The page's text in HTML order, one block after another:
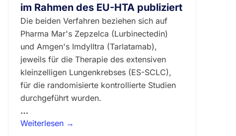
im Rahmen des EU-HTA publiziert
Die beiden Verfahren beziehen sich auf
Pharma Mar's Zepzelca (Lurbinectedin)
und Amgen's Imdylltra (Tarlatamab),
jeweils für die Therapie des extensiven
kleinzelligen Lungenkrebses (ES-SCLC),
für die randomisierte kontrollierte Studien
durchgeführt wurden.
…
Weiterlesen →